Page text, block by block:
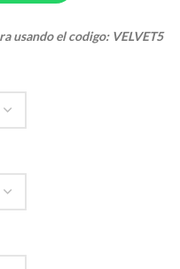
usando el codigo: VELVET5